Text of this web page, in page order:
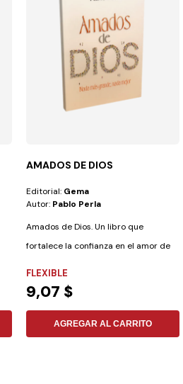
AMADOS DE DIOS
Editorial: Gema
Autor: Pablo Perla
Amados de Dios. Un libro que
fortalece la confianza en el amor de
FLEXIBLE
9,07 $
AGREGAR AL CARRITO